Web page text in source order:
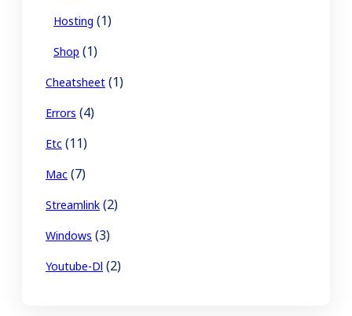
Hosting (1)
Shop (1)
Cheatsheet (1)
Errors (4)
Etc (11)
Mac (7)
Streamlink (2)
Windows (3)
Youtube-Dl (2)